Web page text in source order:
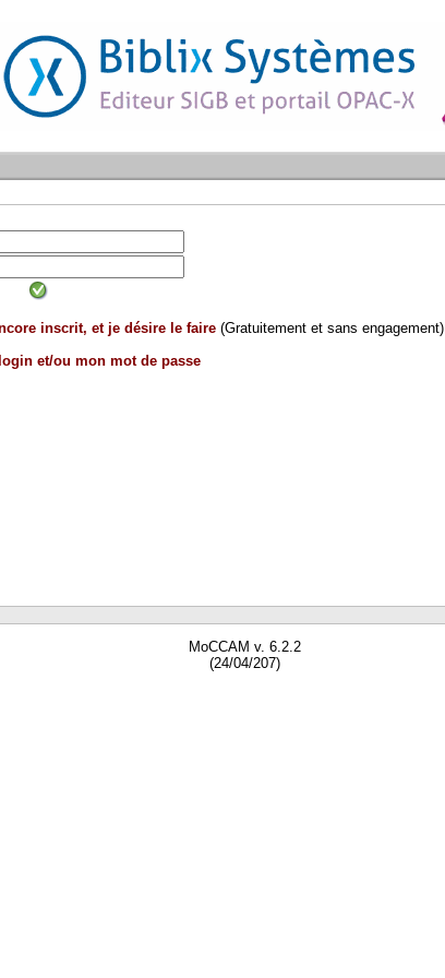
inscrit, et je désire le faire (Gratuitement et sans engagement)
et/ou mon mot de passe
MoCCAM v. 6.2.2
(24/04/207)